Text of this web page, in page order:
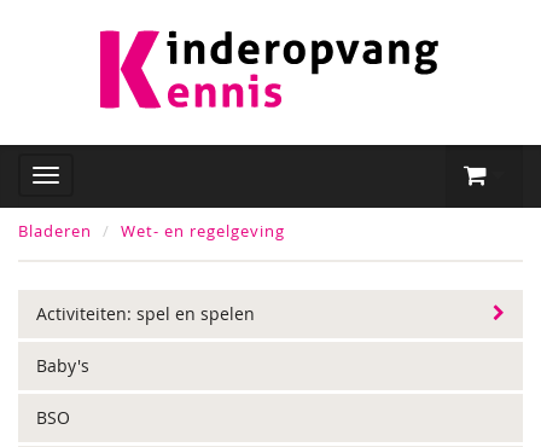
Bladeren Wet- en regelgeving
Activiteiten: spel en spelen
Baby's
BSO